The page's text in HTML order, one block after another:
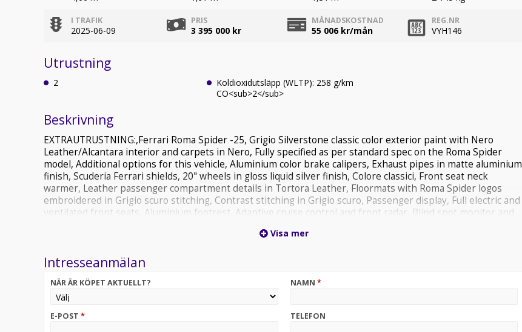
I TRAFIK
2025-06-09
PRIS
3 395 000 kr
MÅNADSKOSTNAD
55 006kr/mån
REG.NR
VYH146
Utrustning
2
Koldioxidutsläpp (WLTP): 258 g/km
CO<sub>2</sub>
Beskrivning
EXTRAUTRUSTNING:,Ferrari Roma Spider -25, Grigio Silverstone classic color exterior paint with Nero
Leather/Alcantara interior and carpets in Nero, Fully specified as per standard spec on the Roma Spider
model, Additional options for this vehicle, Aluminium color brake calipers, Exhaust pipes in matte aluminium
finish, Scuderia Ferrari shields, 20" wheels in gloss liquid silver finish, Colore classici, Front seat neck
warmer, Leather passenger compartment details in Tortora Leather, Floormats with Roma Spider logos
embroidered in Grigio scuro stitching, Contrast stitching in Grigio scuro, Passenger display, Full electric and
ventilated front seats, Aluminium footrest, Adaptive cruise control and front radar, Blind spot monitor and
suspension, Connectivity for smartphone, Wireless smartphone charger, Premium Hifi sound, Surround
system AFS3 XLED, Included in the 3 years new car warranty and 7 years free maintenance program, Please
Visa mer
Intresseanmälan
NÄR ÄR KÖPET AKTUELLT? NAMN *
E-POST * TELEFON